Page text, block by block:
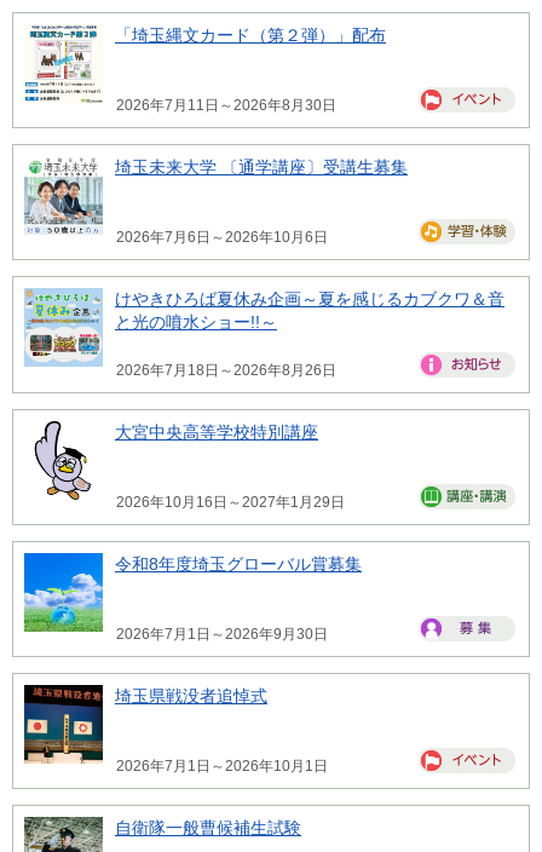
「埼玉縄文カード（第２弾）」配布
2026年7月11日～2026年8月30日
埼玉未来大学 〔通学講座〕受講生募集
2026年7月6日～2026年10月6日
けやきひろば夏休み企画～夏を感じるカブクワ＆音
と光の噴水ショー!!～
2026年7月18日～2026年8月26日
大宮中央高等学校特別講座
2026年10月16日～2027年1月29日
令和8年度埼玉グローバル賞募集
2026年7月1日～2026年9月30日
埼玉県戦没者追悼式
2026年7月1日～2026年10月1日
自衛隊一般曹候補生試験